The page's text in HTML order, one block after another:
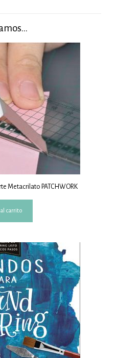
Metacrilato PATCHWORK
carrito